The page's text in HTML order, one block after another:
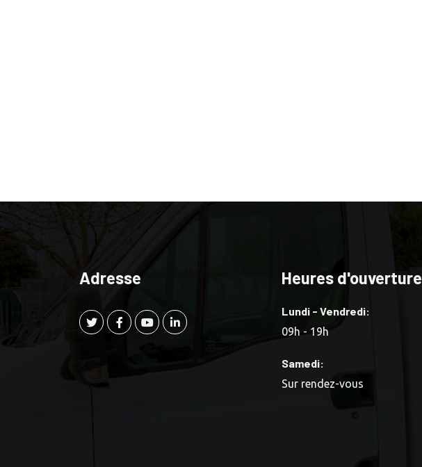
Adresse Heures d'ouverture
Lundi - Vendredi:
09h - 19h
Samedi:
Sur rendez-vous